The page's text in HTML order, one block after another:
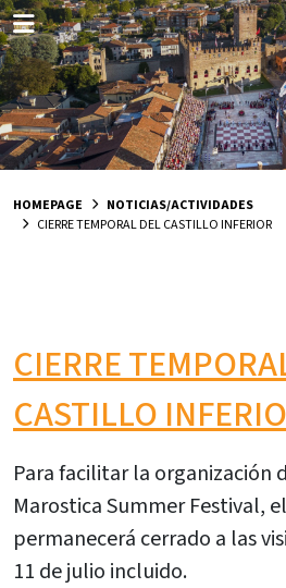
HOMEPAGE
NOTICIAS/ACTIVIDADES
CIERRE TEMPORAL DEL CASTILLO INFERIOR
CIERRE
CASTILLO
Para facilitar la organización
Marostica Summer Festival,
permanecerá cerrado a las
11 de julio incluido.